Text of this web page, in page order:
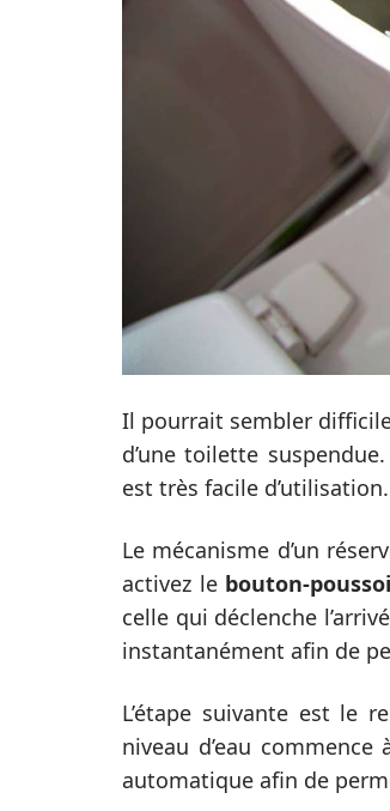
Il pourrait sembler
d’une toilette
est très facile d’utilisation.
Le mécanisme d’un
activez le bouton-
celle qui déclenche
instantanément afin de
L’étape suivante est le
niveau d’eau
automatique afin de